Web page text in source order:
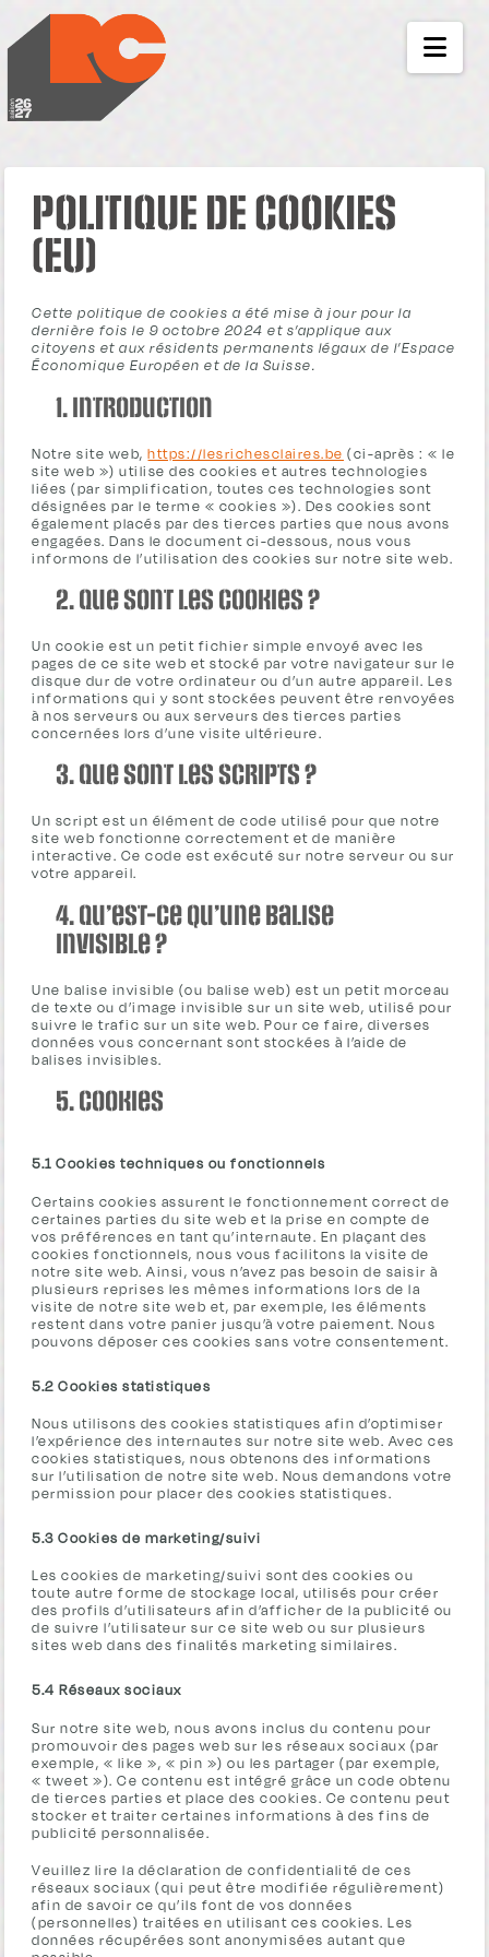
LES RICHES-
POLITIQUE DE COOKIES
(EU)
Cette politique de cookies a été mise à jour pour la
dernière fois le 9 octobre 2024 et s’applique aux
citoyens et aux résidents permanents légaux de l’Espace
Économique Européen et de la Suisse.
1. Introduction
Notre site web,https://lesrichesclaires.be (ci-après : « le
site web ») utilise des cookies et autres technologies
liées (par simplification, toutes ces technologies sont
désignées par le terme « cookies »). Des cookies sont
également placés par des tierces parties que nous avons
engagées. Dans le document ci-dessous, nous vous
informons de l’utilisation des cookies sur notre site web.
2. Que sont les cookies ?
Un cookie est un petit fichier simple envoyé avec les
pages de ce site web et stocké par votre navigateur sur le
disque dur de votre ordinateur ou d’un autre appareil. Les
informations qui y sont stockées peuvent être renvoyées
à nos serveurs ou aux serveurs des tierces parties
concernées lors d’une visite ultérieure.
3. Que sont les scripts ?
Un script est un élément de code utilisé pour que notre
site web fonctionne correctement et de manière
interactive. Ce code est exécuté sur notre serveur ou sur
votre appareil.
4. Qu’est-ce qu’une balise
invisible ?
Une balise invisible (ou balise web) est un petit morceau
de texte ou d’image invisible sur un site web, utilisé pour
suivre le trafic sur un site web. Pour ce faire, diverses
données vous concernant sont stockées à l’aide de
balises invisibles.
5. Cookies
5.1 Cookies techniques ou fonctionnels
Certains cookies assurent le fonctionnement correct de
certaines parties du site web et la prise en compte de
vos préférences en tant qu’internaute. En plaçant des
cookies fonctionnels, nous vous facilitons la visite de
notre site web. Ainsi, vous n’avez pas besoin de saisir à
plusieurs reprises les mêmes informations lors de la
visite de notre site web et, par exemple, les éléments
restent dans votre panier jusqu’à votre paiement. Nous
pouvons déposer ces cookies sans votre consentement.
5.2 Cookies statistiques
Nous utilisons des cookies statistiques afin d’optimiser
l’expérience des internautes sur notre site web. Avec ces
cookies statistiques, nous obtenons des informations
sur l’utilisation de notre site web. Nous demandons votre
permission pour placer des cookies statistiques.
5.3 Cookies de marketing/suivi
Les cookies de marketing/suivi sont des cookies ou
toute autre forme de stockage local, utilisés pour créer
des profils d’utilisateurs afin d’afficher de la publicité ou
de suivre l’utilisateur sur ce site web ou sur plusieurs
sites web dans des finalités marketing similaires.
5.4 Réseaux sociaux
Sur notre site web, nous avons inclus du contenu pour
promouvoir des pages web sur les réseaux sociaux (par
exemple, « like », « pin ») ou les partager (par exemple,
« tweet »). Ce contenu est intégré grâce un code obtenu
de tierces parties et place des cookies. Ce contenu peut
stocker et traiter certaines informations à des fins de
publicité personnalisée.
Veuillez lire la déclaration de confidentialité de ces
réseaux sociaux (qui peut être modifiée régulièrement)
afin de savoir ce qu’ils font de vos données
(personnelles) traitées en utilisant ces cookies. Les
données récupérées sont anonymisées autant que